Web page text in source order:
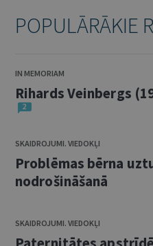
POPULĀRĀKIE
IN MEMORIAM
Rihards Veinbergs
2
SKAIDROJUMI. VIEDOKĻI
Problēmas bērna
nodrošināšanā
SKAIDROJUMI. VIEDOKĻI